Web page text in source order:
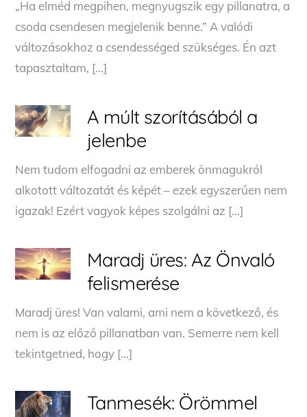
„Ha elméd megpihen, megnyugszik egy pillanatra, a
csoda csendesen megjelenik benne.” A valódi
változásokhoz a csendességed szükséges. Én azt
tapasztaltam, […]
A múlt szorításából a
jelenbe
Nem tudom elfogadni az emberek önmagukról
alkotott változatát és képét – ezek egyszerűen nem
igazak! Ezért vagyok képes szolgálni az […]
Maradj üres: Az Önvaló
felismerése
Maradj üres! Van valami, ami nem a következő, és
nem is az előző pillanatban van. Semerre nem kell
tekintgetned, hogy […]
Tanmesék: Örömmel